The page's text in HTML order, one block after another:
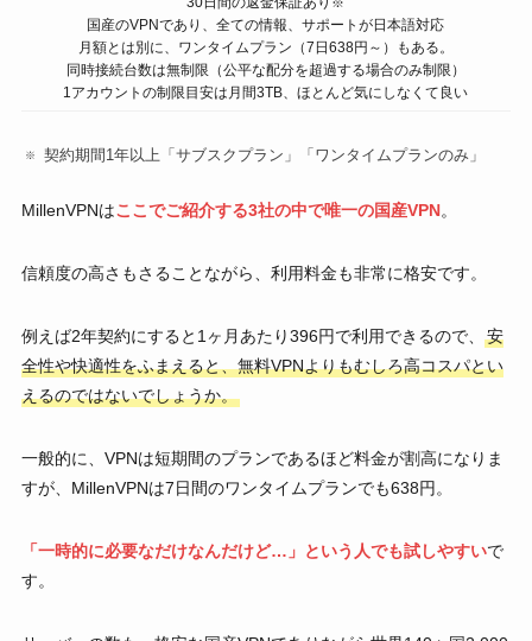
国産のVPNであり、全ての情報、サポートが日本語対応
月額とは別に、ワンタイムプラン（7日638円～）もある。
同時接続台数は無制限（公平な配分を超過する場合のみ制限）
1アカウントの制限目安は月間3TB、ほとんど気にしなくて良い
契約期間1年以上「サブスクプラン」「ワンタイムプランのみ」
MillenVPNはここでご紹介する3社の中で唯一の国産VPN。
信頼度の高さもさることながら、利用料金も非常に格安です。
例えば2年契約にすると1ヶ月あたり396円で利用できるので、
安
全性や快適性をふまえると、無料VPNよりもむしろ高コスパとい
えるのではないでしょうか。
一般的に、VPNは短期間のプランであるほど料金が割高になりま
すが、MillenVPNは7日間のワンタイムプランでも638円。
「一時的に必要なだけなんだけど…」という人でも試しやすいで
す。